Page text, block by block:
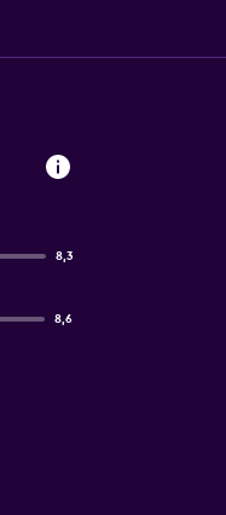
8,3
8,6